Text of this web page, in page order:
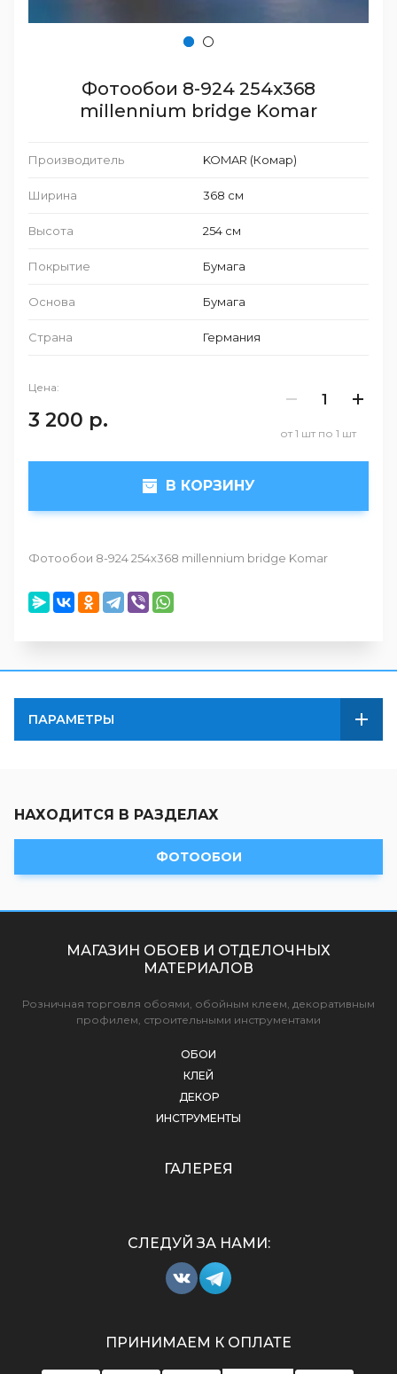
Фотообои 8-924 254х368
millennium bridge Komar
Производитель KOMAR (Комар)
Ширина 368 см
Высота 254 см
Покрытие Бумага
Основа Бумага
Страна Германия
Цена:
3 200 р.
от 1 шт по 1 шт
В КОРЗИНУ
Фотообои 8-924 254х368 millennium bridge Komar
ПАРАМЕТРЫ
НАХОДИТСЯ В РАЗДЕЛАХ
ФОТООБОИ
МАГАЗИН ОБОЕВ И ОТДЕЛОЧНЫХ
МАТЕРИАЛОВ
Розничная торговля обоями, обойным клеем, декоративным
профилем, строительными инструментами
ОБОИ
КЛЕЙ
ДЕКОР
ИНСТРУМЕНТЫ
ГАЛЕРЕЯ
СЛЕДУЙ ЗА НАМИ:
ПРИНИМАЕМ К ОПЛАТЕ